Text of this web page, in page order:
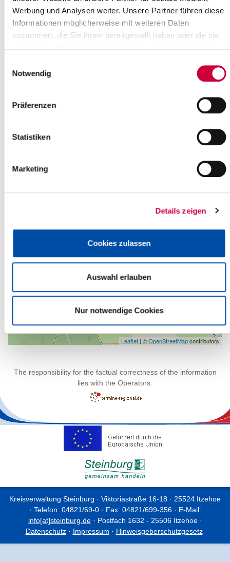
Werbung und Analysen weiter. Unsere Partner führen diese
Informationen möglicherweise mit weiteren Daten
zusammen, die Sie ihnen bereitgestellt haben oder die sie
Notwendig
Präferenzen
Statistiken
Marketing
Details zeigen
Cookies zulassen
Auswahl erlauben
Nur notwendige Cookies
Gottesdienst zum 3.Advent mit Kirchencafé, Pastor Henke, Orgel:
Source
25524 Oelixdorf
-
Leaflet | ©OpenStreetMapcontributors
The responsibility for the factual correctness of the information
lies with the Operators.
Kreisverwaltung Steinburg · Viktoriastraße 16-18 · 25524 Itzehoe
· Telefon: 04821/69-0 · Fax: 04821/699-356 · E-Mail:
info[at]steinburg.de· Postfach 1632 - 25506 Itzehoe ·
Datenschutz· Impressum · Hinweisgeberschutzgesetz